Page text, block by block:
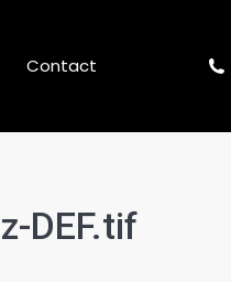
Contact
DEF.tif